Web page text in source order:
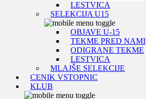
LESTVICA
SELEKCIJA U15
OBJAVE U-15
TEKME PRED NAMI
ODIGRANE TEKME
LESTVICA
MLAJŠE SELEKCIJE
CENIK VSTOPNIC
KLUB